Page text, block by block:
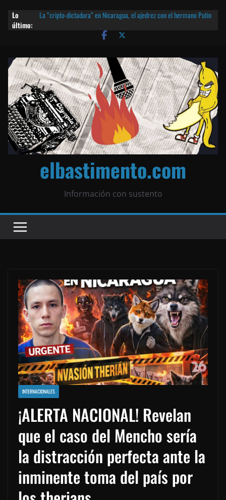
Lo
último:
La “cripto-dictadura” en Nicaragua, el ajedrez con el hermano Putin
Agarrá tu POLLO FRITO, vamos a la dictadura ETERNA | ¡O lo que
¡El partido único! Nicaragua, la Corea del Norte con queso frito y el
Batman de Matagalpa
Las mentiras del Cardenal Leopoldo Brenes con el Papa
¿Piratas de El Carmen en la India? El barco fantasma de Nicaragua |
¡O lo que queda!
elbastimento.com
Información con sustento
INTERNACIONALES
¡ALERTA NACIONAL! Revelan
que el caso del Mencho sería
la distracción perfecta ante la
inminente toma del país por